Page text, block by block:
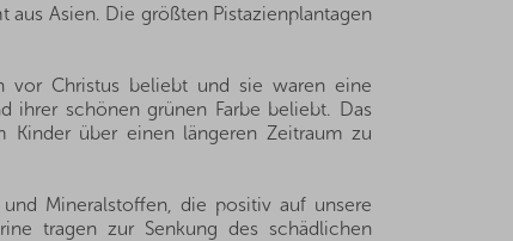
aus Asien. Die größten Pistazienplantagen
vor Christus beliebt und sie waren eine
ihrer schönen grünen Farbe beliebt. Das
Kinder über einen längeren Zeitraum zu
Mineralstoffen, die positiv auf unsere
tragen zur Senkung des schädlichen